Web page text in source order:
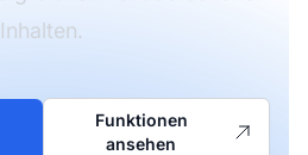
Inhalten.
Funktionen
ansehen